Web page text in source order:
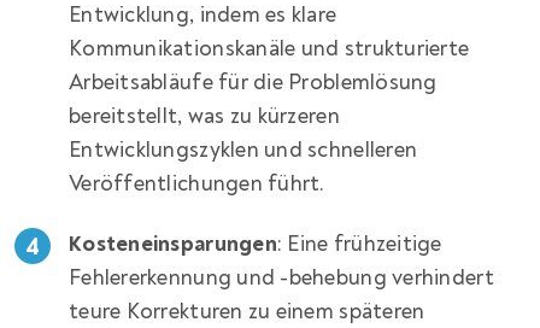
Entwicklung, indem es klare
Kommunikationskanäle und strukturierte
Arbeitsabläufe für die Problemlösung
bereitstellt, was zu kürzeren
Entwicklungszyklen und schnelleren
Veröffentlichungen führt.
Kosteneinsparungen: Eine frühzeitige
Fehlererkennung und -behebung verhindert
teure Korrekturen zu einem späteren